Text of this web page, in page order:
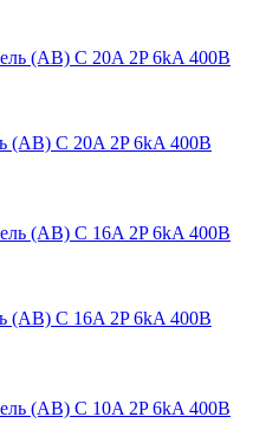
(АВ) C 20A 2P 6kA 400В
(АВ) C 16A 2P 6kA 400В